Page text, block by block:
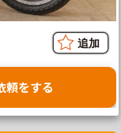
頼をする